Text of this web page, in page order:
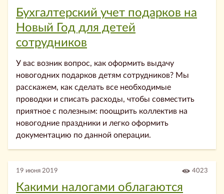
Бухгалтерский учет подарков на
Новый Год для детей
сотрудников
У вас возник вопрос, как оформить выдачу
новогодних подарков детям сотрудников? Мы
расскажем, как сделать все необходимые
проводки и списать расходы, чтобы совместить
приятное с полезным: поощрить коллектив на
новогодние праздники и легко оформить
документацию по данной операции.
19 июня 2019 4023
Какими налогами облагаются